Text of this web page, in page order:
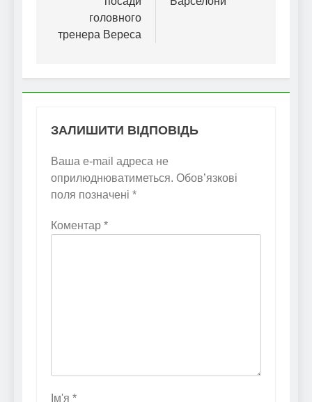
головного
тренера Вереса
ЗАЛИШИТИ ВІДПОВІДЬ
Ваша e-mail адреса не
оприлюднюватиметься. Обов’язкові
поля позначені *
Коментар *
Ім'я *